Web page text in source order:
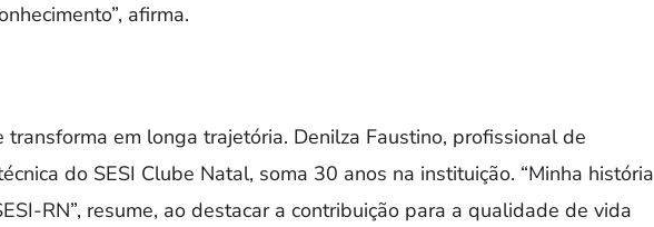
afirma.
transforma em longa trajetória. Denilza Faustino, profissional de
do SESI Clube Natal, soma 30 anos na instituição. “Minha história
RN”, resume, ao destacar a contribuição para a qualidade de vida